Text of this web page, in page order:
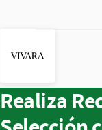
Realiza